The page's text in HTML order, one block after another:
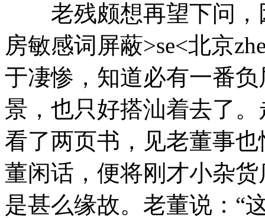
老残颇想再望下问，
房敏感词屏蔽>se<北京
于凄惨，知道必有一番
景，也只好搭汕着去了
看了两页书，见老董事
董闲话，便将刚才小杂
是甚么缘故。老董说：“